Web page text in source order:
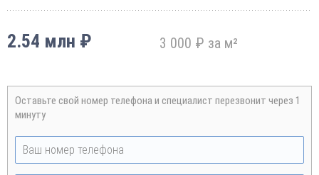
2.54 млн ₽ 3 000 ₽ за м²
Оставьте свой номер телефона и специалист перезвонит через 1
минуту